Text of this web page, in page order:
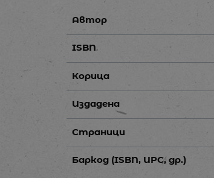
Автор
ISBN
Корица
Издадена
Страници
Баркод (ISBN, UPC, др.)